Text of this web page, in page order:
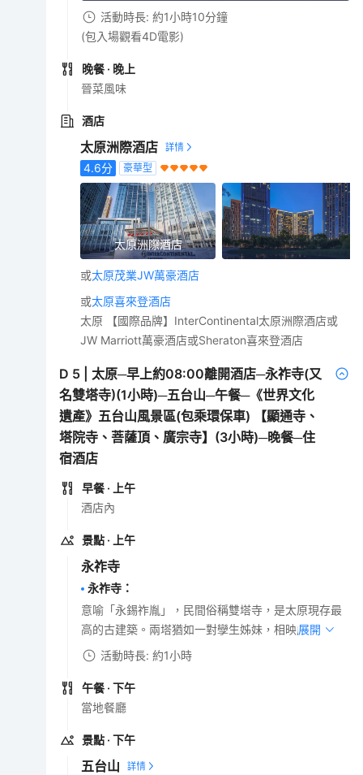
活動時長: 約1小時10分鐘
(包入場觀看4D電影)
晚餐 · 晚上
晉菜風味
酒店
太原洲際酒店
4.6分 豪華型
太原洲際酒店
或太原茂業JW萬豪酒店
或太原喜來登酒店
太原 【國際品牌】InterContinental太原洲際酒店或
JW Marriott萬豪酒店或Sheraton喜來登酒店
D 5
太原─早上約08:00離開酒店─永祚寺(又
名雙塔寺)(1小時)─五台山─午餐─《世界文化
遺產》五台山風景區(包乘環保車) 【顯通寺、
塔院寺、菩薩頂、廣宗寺】(3小時)─晚餐─住
宿酒店
早餐 · 上午
酒店內
景點 · 上午
永祚寺
永祚寺 ：
意喻「永錫祚胤」，民間俗稱雙塔寺，是太原現存最
高的古建築。兩塔猶如一對孿生姊妹，相映成趣。
展開
活動時長: 約1小時
午餐 · 下午
當地餐廳
景點 · 下午
五台山